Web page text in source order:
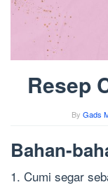
Resep
By Gads
Bahan-
1. Cumi segar